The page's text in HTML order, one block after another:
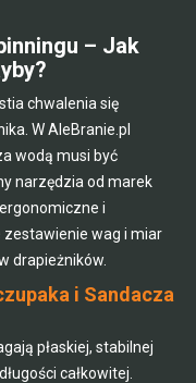
– Jak
chwalenia się
W AleBranie.pl
wodą musi być
narzędzia od marek
i
zestawienie wag i miar
drapieżników.
i Sandacza
płaskiej, stabilnej
całkowitej.